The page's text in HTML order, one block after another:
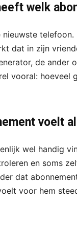
welk
dat in zijn
de ander
vooral: hoeveel
voelt
wel handig
en soms
dat
voor hem